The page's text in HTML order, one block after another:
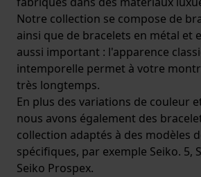
Notre collection se compose de
ainsi que de bracelets en métal et
aussi important : l'apparence
intemporelle permet à votre
très longtemps.
En plus des variations de couleur
nous avons également des
collection adaptés à des modèles
spécifiques, par exemple Seiko. 5,
Seiko Prospex.